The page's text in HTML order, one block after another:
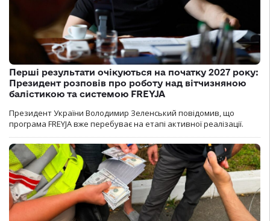
Перші результати очікуються на початку 2027 року:
Президент розповів про роботу над вітчизняною
балістикою та системою FREYJA
Президент України Володимир Зеленський повідомив, що
програма FREYJA вже перебуває на етапі активної реалізації.